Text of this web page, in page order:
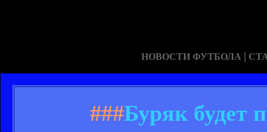
НОВОСТИ ФУТБОЛА |
###Буряк будет